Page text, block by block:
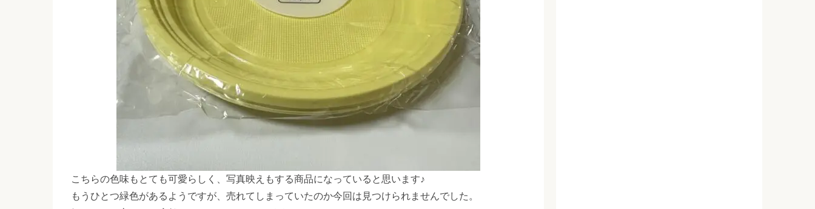
こちらの色味もとても可愛らしく、写真映えもする商品になっていると思います♪
もうひとつ緑色があるようですが、売れてしまっていたのか今回は見つけられませんでした。